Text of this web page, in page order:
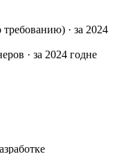
· за 2024
· за 2024 годне